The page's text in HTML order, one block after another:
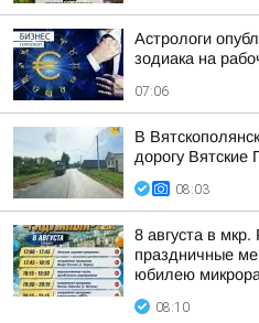
Астрологи
зодиака на
07:06
В
дорогу
08:03
8 августа в
праздничные
юбилею
08:10